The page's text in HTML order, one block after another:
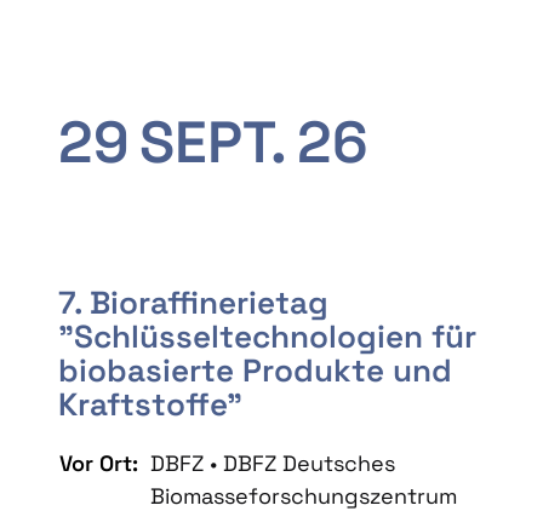
29SEPT. 26
7. Bioraffinerietag
"Schlüsseltechnologien für
biobasierte Produkte und
Kraftstoffe"
Vor Ort: DBFZ • DBFZ Deutsches
Biomasseforschungszentrum